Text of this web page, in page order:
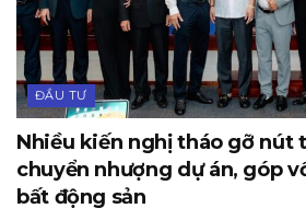
ĐẦU TƯ
Nhiều kiến nghị tháo gỡ nút
chuyển nhượng dự án, góp
bất động sản